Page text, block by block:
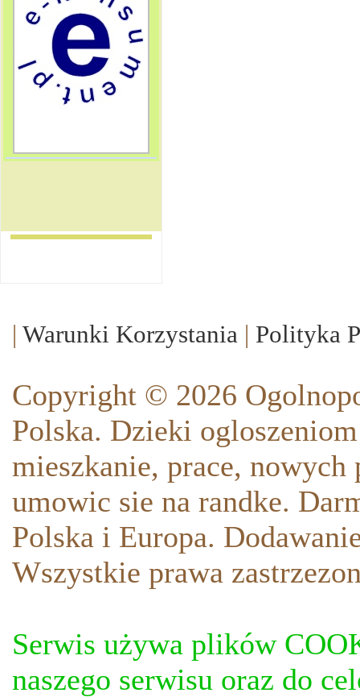
| Warunki Korzystania | Polityka
Copyright © 2026
Polska. Dzieki
mieszkanie, prace,
umowic sie na randke.
Polska i Europa.
Wszystkie prawa
Serwis używa plików
naszego serwisu oraz do